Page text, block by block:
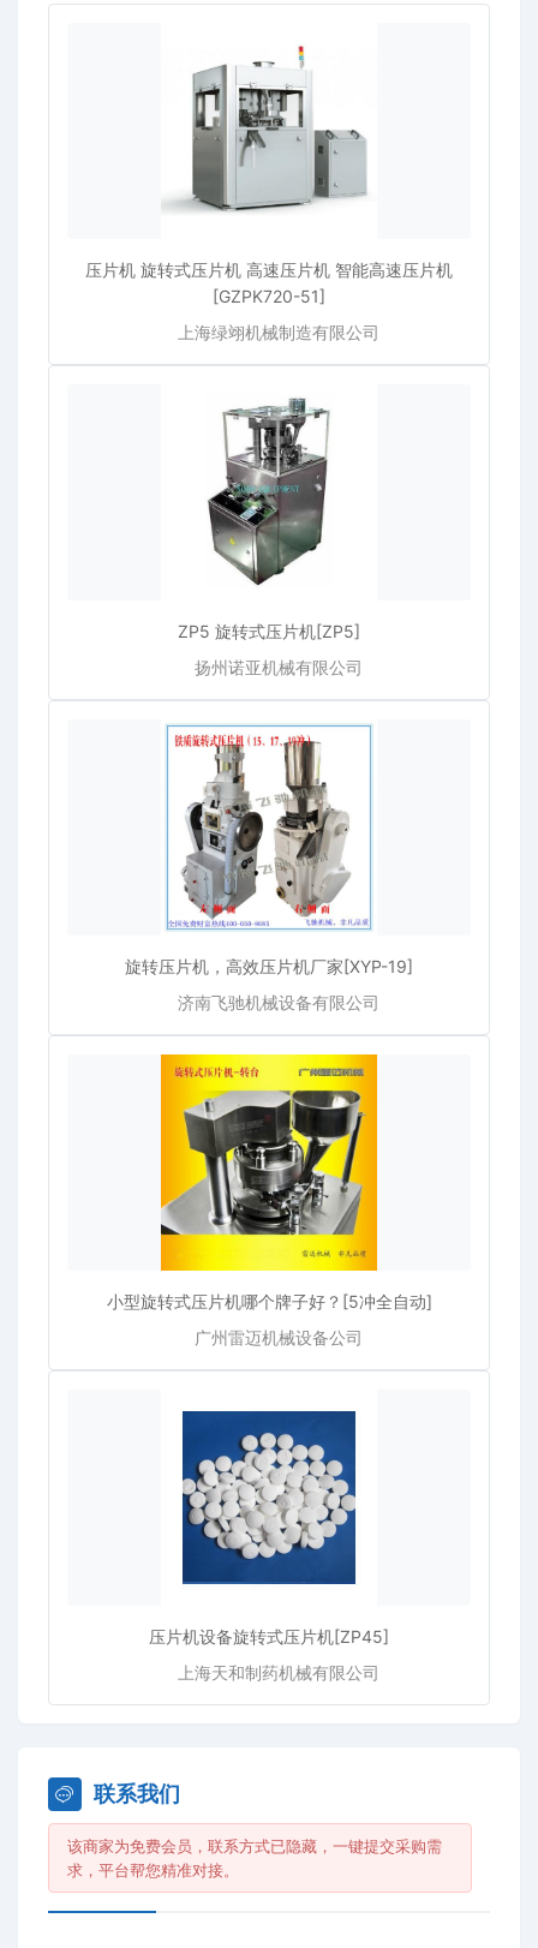
压片机 旋转式压片机 高速压片机 智能高速压片机
[GZPK720-51]
上海绿翊机械制造有限公司
ZP5 旋转式压片机[ZP5]
扬州诺亚机械有限公司
旋转压片机，高效压片机厂家[XYP-19]
济南飞驰机械设备有限公司
小型旋转式压片机哪个牌子好？[5冲全自动]
广州雷迈机械设备公司
压片机设备旋转式压片机[ZP45]
上海天和制药机械有限公司
联系我们
该商家为免费会员，联系方式已隐藏，一键提交采购需
求，平台帮您精准对接。